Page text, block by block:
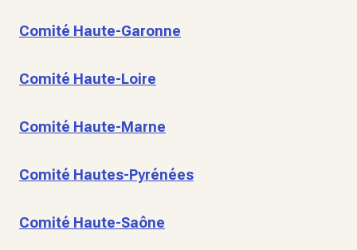
Comité Haute-Garonne
Comité Haute-Loire
Comité Haute-Marne
Comité Hautes-Pyrénées
Comité Haute-Saône